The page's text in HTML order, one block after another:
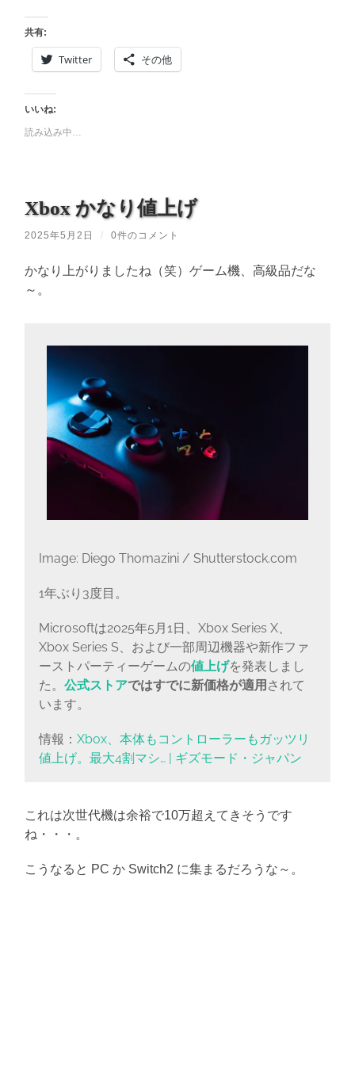
共有:
Twitter その他
いいね:
読み込み中…
Xbox かなり値上げ
2025年5月2日 / 0件のコメント
かなり上がりましたね（笑）ゲーム機、高級品だな
～。
Image: Diego Thomazini / Shutterstock.com
1年ぶり3度目。
Microsoftは2025年5月1日、Xbox Series X、
Xbox Series S、および一部周辺機器や新作ファ
ーストパーティーゲームの値上げを発表しまし
た。 公式ストアではすでに新価格が適用 されて
います。
情報： Xbox、本体もコントローラーもガッツリ
値上げ。最大4割マシ… | ギズモード・ジャパン
これは次世代機は余裕で10万超えてきそうです
ね・・・。
こうなると PC か Switch2 に集まるだろうな～。